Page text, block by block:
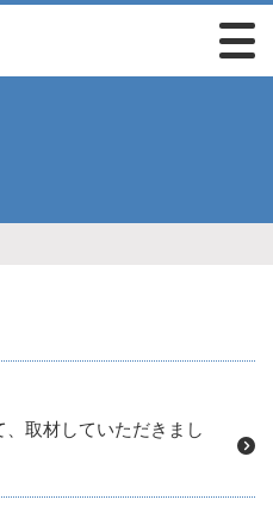
取材していただきまし